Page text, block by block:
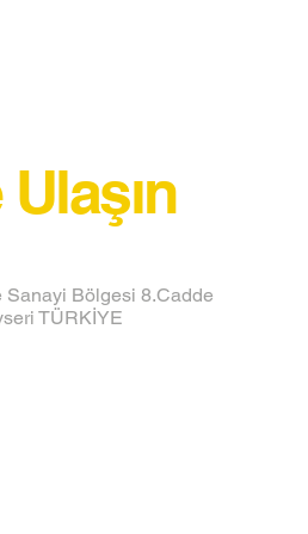
Sanayi Bölgesi 8.Cadde
TÜRKİYE